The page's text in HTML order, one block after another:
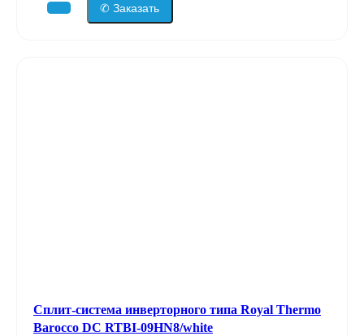
✆ Заказать
Сплит-система инверторного типа Royal Thermo
Barocco DC RTBI-09HN8/white